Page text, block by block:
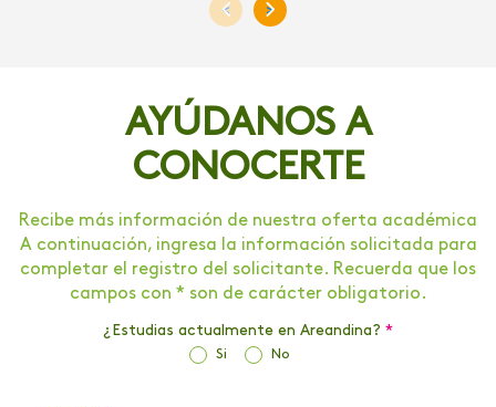
< >
AYÚDANOS A
CONOCERTE
Recibe más información de nuestra oferta académica
A continuación, ingresa la información solicitada para
completar el registro del solicitante. Recuerda que los
campos con * son de carácter obligatorio.
¿Estudias actualmente en Areandina? *
Si No